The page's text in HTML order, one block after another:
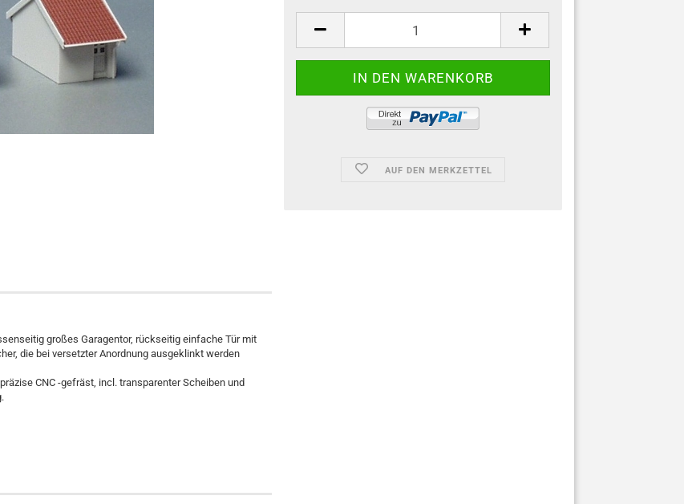
AUF DEN MERKZETTEL
großes Garagentor, rückseitig einfache Tür mit
die bei versetzter Anordnung ausgeklinkt werden
CNC -gefräst, incl. transparenter Scheiben und